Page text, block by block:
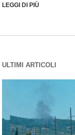
LEGGI DI PIÙ
ULTIMI ARTICOLI